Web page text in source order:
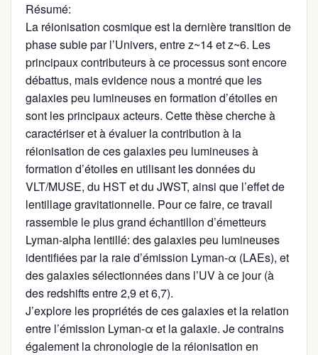
Résumé:
La réionisation cosmique est la dernière transition de
phase subie par l’Univers, entre z~14 et z~6. Les
principaux contributeurs à ce processus sont encore
débattus, mais evidence nous a montré que les
galaxies peu lumineuses en formation d’étoiles en
sont les principaux acteurs. Cette thèse cherche à
caractériser et à évaluer la contribution à la
réionisation de ces galaxies peu lumineuses à
formation d’étoiles en utilisant les données du
VLT/MUSE, du HST et du JWST, ainsi que l’effet de
lentillage gravitationnelle. Pour ce faire, ce travail
rassemble le plus grand échantillon d’émetteurs
Lyman-alpha lentillé: des galaxies peu lumineuses
identifiées par la raie d’émission Lyman-α (LAEs), et
des galaxies sélectionnées dans l’UV à ce jour (à
des redshifts entre 2,9 et 6,7).
J’explore les propriétés de ces galaxies et la relation
entre l’émission Lyman-α et la galaxie. Je contrains
également la chronologie de la réionisation en